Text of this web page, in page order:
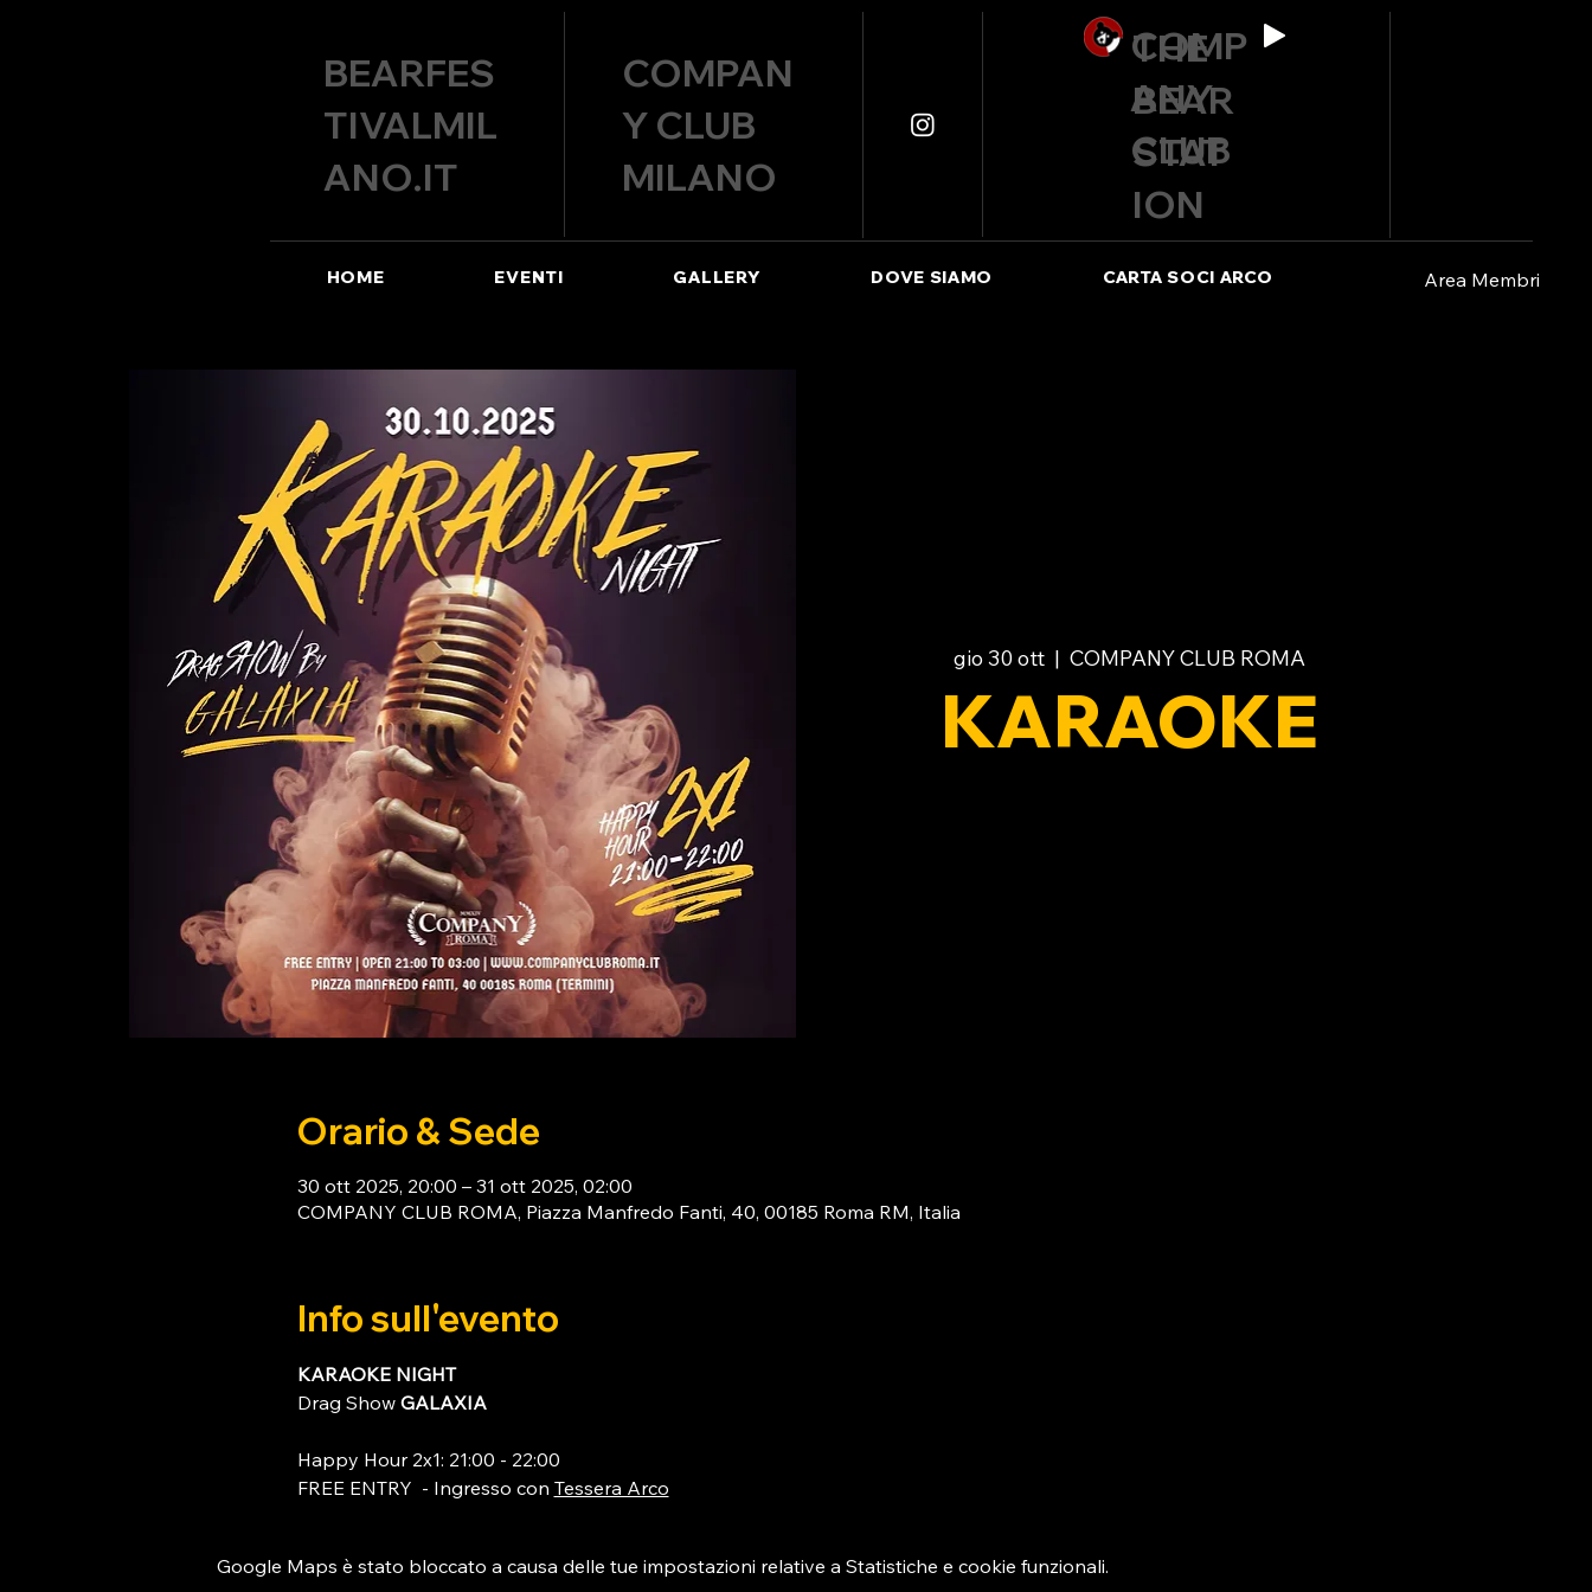
COMP
ANY
CLUB
THE
BEAR
STAT
ION
COMPAN
Y CLUB
MILANO
BEARFES
TIVALMIL
ANO.IT
Area Membri
HOME EVENTI GALLERY DOVE SIAMO CARTA SOCI ARCO
gio 30 ott
  |
COMPANY CLUB ROMA
KARAOKE
Orario & Sede
30 ott 2025, 20:00 – 31 ott 2025, 02:00
COMPANY CLUB ROMA, Piazza Manfredo Fanti, 40, 00185 Roma RM, Italia
Info sull'evento
KARAOKE NIGHT
Drag Show GALAXIA
Happy Hour 2x1: 21:00 - 22:00
FREE ENTRY  - Ingresso con Tessera Arco
Google Maps è stato bloccato a causa delle tue impostazioni relative a Statistiche e cookie funzionali.